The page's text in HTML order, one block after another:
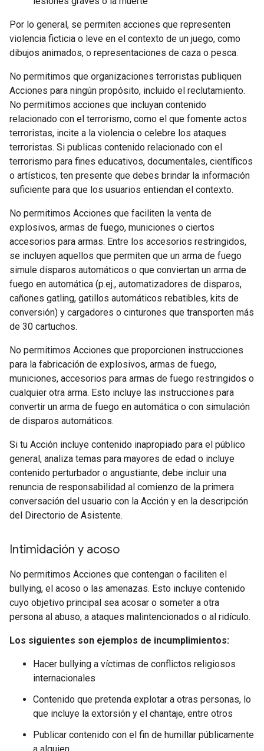
Por lo general, se permiten acciones que representen
violencia ficticia o leve en el contexto de un juego, como
dibujos animados, o representaciones de caza o pesca.
No permitimos que organizaciones terroristas publiquen
Acciones para ningún propósito, incluido el reclutamiento.
No permitimos acciones que incluyan contenido
relacionado con el terrorismo, como el que fomente actos
terroristas, incite a la violencia o celebre los ataques
terroristas. Si publicas contenido relacionado con el
terrorismo para fines educativos, documentales, científicos
o artísticos, ten presente que debes brindar la información
suficiente para que los usuarios entiendan el contexto.
No permitimos Acciones que faciliten la venta de
explosivos, armas de fuego, municiones o ciertos
accesorios para armas. Entre los accesorios restringidos,
se incluyen aquellos que permiten que un arma de fuego
simule disparos automáticos o que conviertan un arma de
fuego en automática (p.ej., automatizadores de disparos,
cañones gatling, gatillos automáticos rebatibles, kits de
conversión) y cargadores o cinturones que transporten más
de 30 cartuchos.
No permitimos Acciones que proporcionen instrucciones
para la fabricación de explosivos, armas de fuego,
municiones, accesorios para armas de fuego restringidos o
cualquier otra arma. Esto incluye las instrucciones para
convertir un arma de fuego en automática o con simulación
de disparos automáticos.
Si tu Acción incluye contenido inapropiado para el público
general, analiza temas para mayores de edad o incluye
contenido perturbador o angustiante, debe incluir una
renuncia de responsabilidad al comienzo de la primera
conversación del usuario con la Acción y en la descripción
del Directorio de Asistente.
Intimidación y acoso
No permitimos Acciones que contengan o faciliten el
bullying, el acoso o las amenazas. Esto incluye contenido
cuyo objetivo principal sea acosar o someter a otra
persona al abuso, a ataques malintencionados o al ridículo.
Los siguientes son ejemplos de incumplimientos:
Hacer bullying a víctimas de conflictos religiosos
internacionales
Contenido que pretenda explotar a otras personas, lo
que incluye la extorsión y el chantaje, entre otros
Publicar contenido con el fin de humillar públicamente